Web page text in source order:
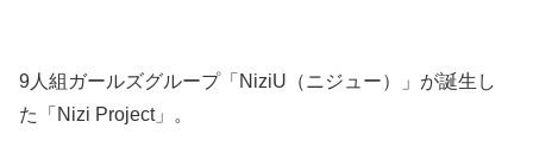
9人組ガールズグループ「NiziU（ニジュー）」が誕生し
た「Nizi Project」。